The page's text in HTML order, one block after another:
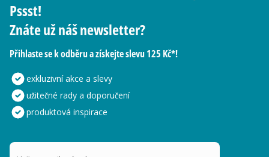
Pssst!
Znáte už náš newsletter?
Přihlaste se k odběru a získejte slevu 125 Kč*!
exkluzivní akce a slevy
užitečné rady a doporučení
produktová inspirace
Vaše e-mailová adresa